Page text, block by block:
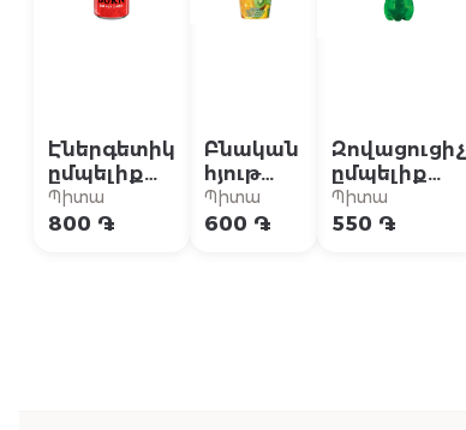
Էներգետիկ
ըմպելիք
«Burn» 0.25լ
Պիտա
800 ֏
Բնական
հյութ
«Добрый»
0.33լ
Պիտա
600 ֏
Զովացուցիչ
ըմպելիք
«Sprite» 0.5լ
Պիտա
550 ֏